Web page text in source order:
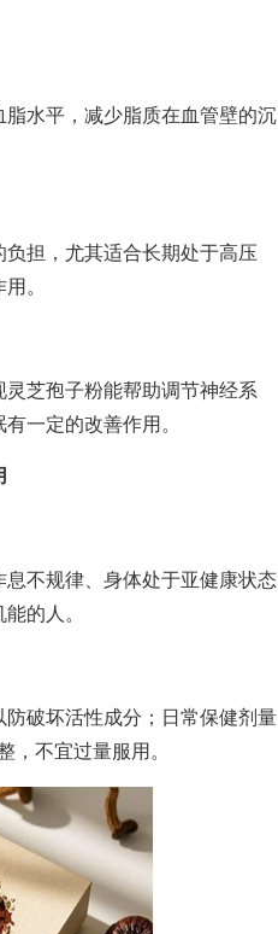
水平，减少脂质在血管壁的沉
担，尤其适合长期处于高压
。
芝孢子粉能帮助调节神经系
一定的改善作用。
不规律、身体处于亚健康状态
的人。
破坏活性成分；日常保健剂量
，不宜过量服用。